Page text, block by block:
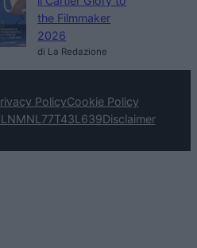
the Filmmaker
2026
di La Redazione
PolicyCookie Policy
Disclaimer